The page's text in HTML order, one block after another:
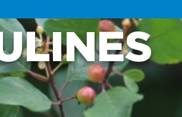
ET
FAIRE UN DON
DEVENEZ MEMBRE